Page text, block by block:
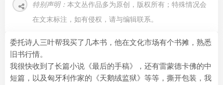
特别声明： 本文丛作品多为原创，版权所有；特殊情况会
在文末标注，如有侵权，请与编辑联系。
委托诗人三叶帮我买了几本书，他在文化市场有个书摊，熟悉
旧书行情。
我很快收到了长篇小说《最后的手稿》，还有雷蒙德卡佛的中
短篇，以及匈牙利作家的《天鹅绒监狱》等等，撕开包装，我